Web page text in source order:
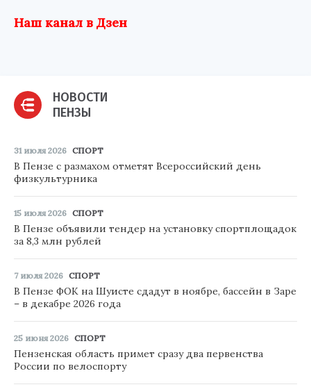
Наш канал в Дзен
НОВОСТИ
ПЕНЗЫ
31 июля 2026 СПОРТ
В Пензе с размахом отметят Всероссийский день
физкультурника
15 июля 2026 СПОРТ
В Пензе объявили тендер на установку спортплощадок
за 8,3 млн рублей
7 июля 2026 СПОРТ
В Пензе ФОК на Шуисте сдадут в ноябре, бассейн в Заре
– в декабре 2026 года
25 июня 2026 СПОРТ
Пензенская область примет сразу два первенства
России по велоспорту